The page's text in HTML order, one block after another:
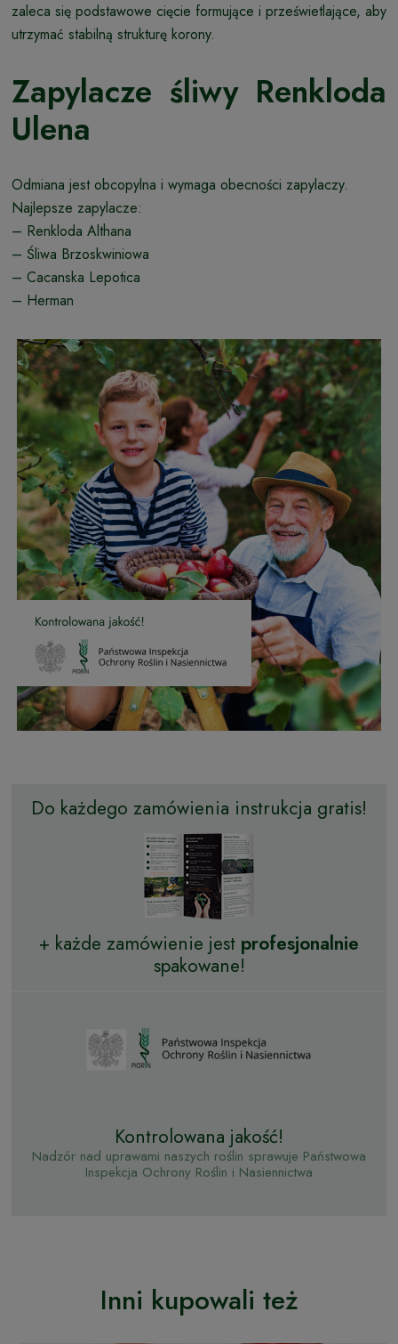
zaleca się podstawowe cięcie formujące i prześwietlające, aby
utrzymać stabilną strukturę korony.
Zapylacze śliwy Renkloda
Ulena
Odmiana jest obcopylna i wymaga obecności zapylaczy.
Najlepsze zapylacze:
– Renkloda Althana
– Śliwa Brzoskwiniowa
– Cacanska Lepotica
– Herman
Do każdego zamówienia instrukcja gratis!
+ każde zamówienie jest profesjonalnie
spakowane!
Kontrolowana jakość!
Nadzór nad uprawami naszych roślin sprawuje Państwowa
Inspekcja Ochrony Roślin i Nasiennictwa
Inni kupowali też